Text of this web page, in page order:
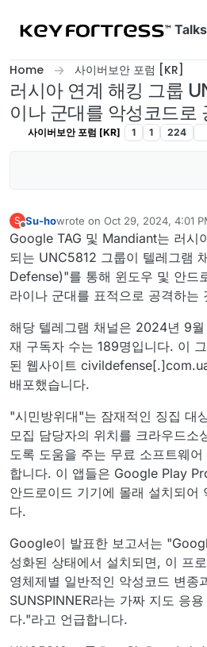
Talks
Home 사이버보안 포럼 [KR]
러시아 연계 해킹 그룹
이나 군대를 악성코드로
사이버보안 포럼 [KR] 1 1 224
S
Offline
Su-howrote on Oct 29, 2024, 4:01
last edited by
Google TAG 및 Mandiant는 러시
되는 UNC5812 그룹이 텔레그램
Defense)"를 통해 윈도우 및 안드
라이나 군대를 표적으로 공격하는
해당 텔레그램 채널은 2024년 9
재 구독자 수는 189명입니다. 이
된 웹사이트
배포했습니다.
"시민방위대"는 잠재적인 징집 대
모집 담당자의 위치를 크라우드소
도록 도움을 주는 무료 소프트웨
합니다. 이 앱들은 Google Play
안드로이드 기기에 몰래 설치되어
다.
Google이 발표한 보고서는
성화된 상태에서 설치되면, 이 프
영체제별 일반적인 악성코드 변종
SUNSPINNER라는 가짜 지도 응
다."라고 언급합니다.